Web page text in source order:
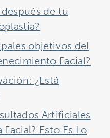
de tu
objetivos del
Facial?
¿Está
Artificiales
Esto Es Lo